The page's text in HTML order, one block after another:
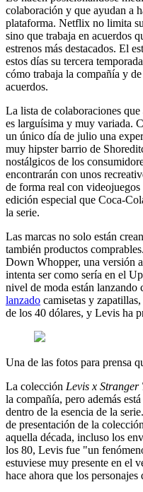
colaboración y que ayudan a
plataforma. Netflix no limita
sino que trabaja en acuerdos
estrenos más destacados. El
estos días su tercera
cómo trabaja la compañía y
acuerdos.
La lista de colaboraciones que
es larguísima y muy variada.
un único día de julio una
muy hipster barrio de
nostálgicos de los
encontrarán con unos
de forma real con
edición especial que Coca-
la serie.
Las marcas no solo están
también productos
Down Whopper, una versión
intenta ser como sería en el
nivel de moda están lanzando
lanzado camisetas y
de los 40 dólares, y Levis ha
Una de las fotos para prensa
La colección Levis x Stranger
la compañía, pero además
dentro de la esencia de la
de presentación de la
aquella década, incluso los
los 80, Levis fue "un
estuviese muy presente en el
hace ahora que los